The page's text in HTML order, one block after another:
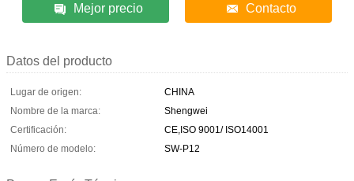
Mejor precio Contacto
Datos del producto
Lugar de origen:
CHINA
Nombre de la marca:
Shengwei
Certificación:
CE,ISO 9001/ ISO14001
Número de modelo:
SW-P12